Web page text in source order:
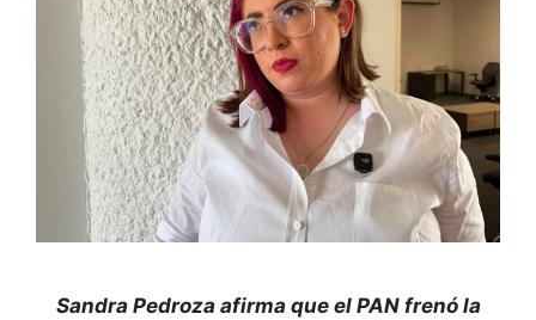
Sandra Pedroza afirma que el PAN frenó la